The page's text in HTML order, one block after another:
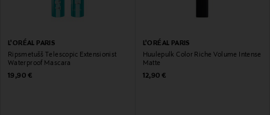
L'ORÉAL PARIS
Ripsmetušš Telescopic Extensionist
Waterproof Mascara
Original Price
19,90 €
L'ORÉAL PARIS
Huulepulk Color Riche Volume Intense
Matte
Original Price
12,90 €